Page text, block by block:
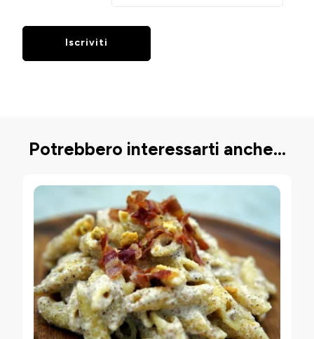
Potrebbero interessarti anche...